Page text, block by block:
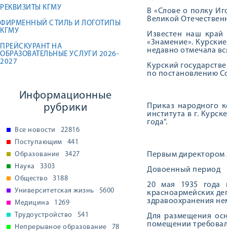
РЕКВИЗИТЫ КГМУ
ФИРМЕННЫЙ СТИЛЬ И ЛОГОТИПЫ
КГМУ
ПРЕЙСКУРАНТ НА
ОБРАЗОВАТЕЛЬНЫЕ УСЛУГИ 2026-
2027
Информационные
рубрики
Все новости
22816
Поступающим
441
Образование
3427
Наука
3303
Общество
3188
Университетская жизнь
5600
Медицина
1269
Трудоустройство
541
Непрерывное образование
78
В «Слове о полку
Великой
Известен наш
«Знамение».
недавно отмечала
Курский
по постановлению
Приказ народного
института в г.
года".
Первым директором
Довоенный период
20 мая 1935 года
красноармейских
здравоохранения
Для размещения
помещении